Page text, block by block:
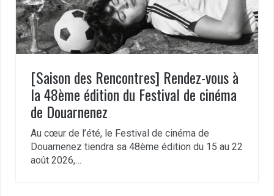
[Saison des Rencontres] Rendez-vous à
la 48ème édition du Festival de cinéma
de Douarnenez
Au cœur de l’été, le Festival de cinéma de
Douarnenez tiendra sa 48ème édition du 15 au 22
août 2026,…